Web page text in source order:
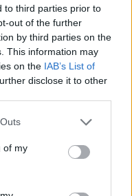
to third parties prior to
out of the further
by third parties on the
This information may
on the IAB’s List of
disclose it to other
one or more Google
You may click to
its third-party tags to
in below Google
of my
éppen
de lám csak, kiből
ha nem belőle!
de azért szőkén is
Küldés
Messengeren
a